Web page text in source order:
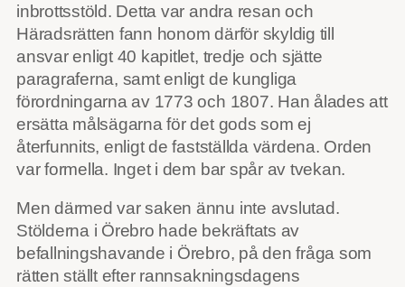
inbrottsstöld. Detta var andra resan och
Häradsrätten fann honom därför skyldig till
ansvar enligt 40 kapitlet, tredje och sjätte
paragraferna, samt enligt de kungliga
förordningarna av 1773 och 1807. Han ålades att
ersätta målsägarna för det gods som ej
återfunnits, enligt de fastställda värdena. Orden
var formella. Inget i dem bar spår av tvekan.
Men därmed var saken ännu inte avslutad.
Stölderna i Örebro hade bekräftats av
befallningshavande i Örebro, på den fråga som
rätten ställt efter rannsakningsdagens